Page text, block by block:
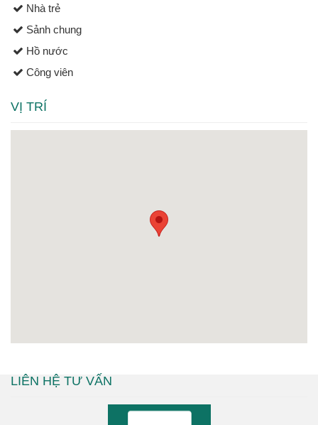
Nhà trẻ
Sảnh chung
Hồ nước
Công viên
VỊ TRÍ
LIÊN HỆ TƯ VẤN